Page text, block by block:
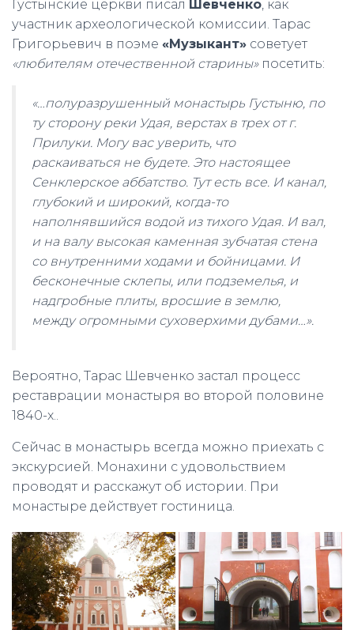
Густынские церкви писал Шевченко, как
участник археологической комиссии. Тарас
Григорьевич в поэме «Музыкант» советует
«любителям отечественной старины»посетить:
«…полуразрушенный монастырь Густыню, по
ту сторону реки Удая, верстах в трех от г.
Прилуки. Могу вас уверить, что
раскаиваться не будете. Это настоящее
Сенклерское аббатство. Тут есть все. И канал,
глубокий и широкий, когда-то
наполнявшийся водой из тихого Удая. И вал,
и на валу высокая каменная зубчатая стена
со внутренними ходами и бойницами. И
бесконечные склепы, или подземелья, и
надгробные плиты, вросшие в землю,
между огромными суховерхими дубами…».
Вероятно, Тарас Шевченко застал процесс
реставрации монастыря во второй половине
1840-х..
Сейчас в монастырь всегда можно приехать с
экскурсией. Монахини с удовольствием
проводят и расскажут об истории. При
монастыре действует гостиница.